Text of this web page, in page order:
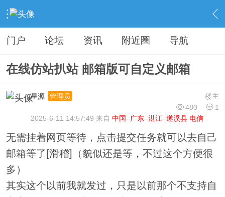
› 分类信息 › 源码模板 › 内容
门户 论坛 资讯 附近圈 导航
在线仿站扒站 邮箱版可自定义邮箱
楼主
星源
管理员
480
1
2025-6-11 14:57:49 来自 中国–广东–湛江–遂溪县 电信
无需挂着网页等待，点击提交任务就可以去自己
邮箱等了[滑稽]（貌似还是等，不过这个方便很
多）
其实这个以前我就发过，只是以前那个不支持自